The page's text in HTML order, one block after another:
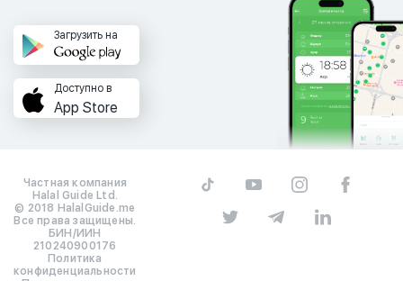
Загрузить на
Доступно в
App Store
Частная компания
Halal Guide Ltd.
© 2018 HalalGuide.me
Все права защищены.
БИН/ИИН
210240900176
Политика
конфиденциальности